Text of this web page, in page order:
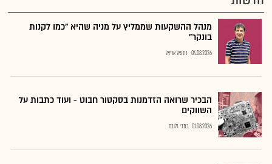
מנהל ההשקעות שממליץ על מניה שהיא "כמו לקנות
בונקר"
04.08.2026 נתנאל אריאל
הבכיר שרואה הזדמנות בסקטור חבוט - ועוד כתבות על
השווקים
01.08.2026 כתבי גלובס